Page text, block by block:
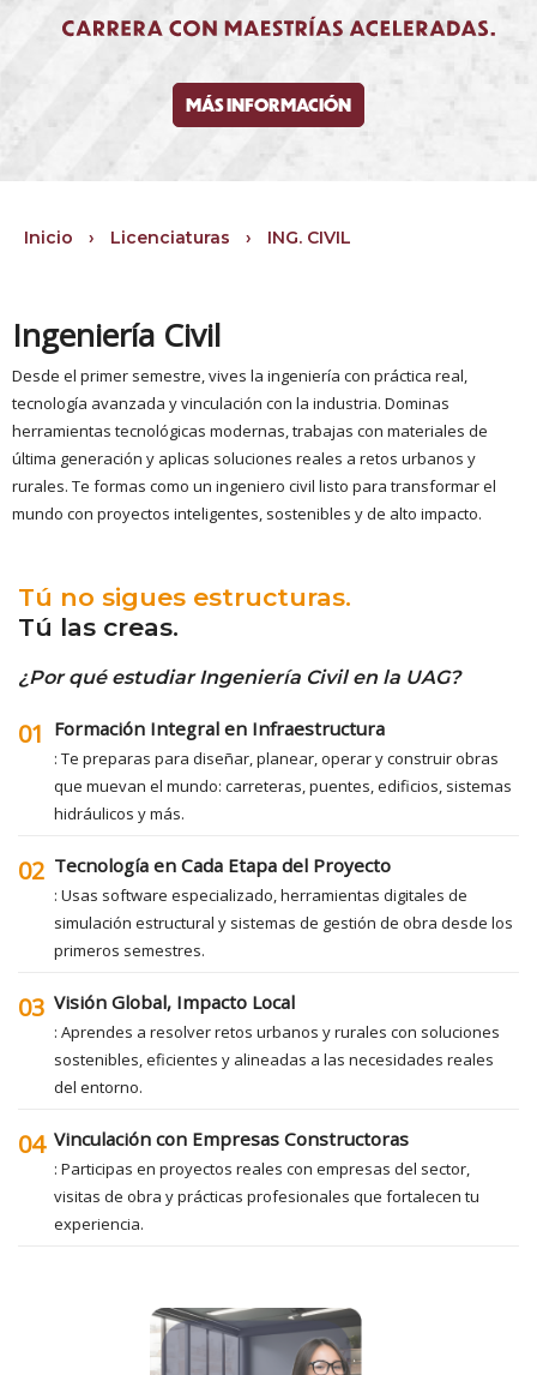
MÁS INFORMACIÓN
Inicio › Licenciaturas › ING. CIVIL
Ingeniería Civil
Desde el primer semestre, vives la ingeniería con práctica real,
tecnología avanzada y vinculación con la industria. Dominas
herramientas tecnológicas modernas, trabajas con materiales de
última generación y aplicas soluciones reales a retos urbanos y
rurales. Te formas como un ingeniero civil listo para transformar el
mundo con proyectos inteligentes, sostenibles y de alto impacto.
Tú no sigues estructuras.
Tú las creas.
¿Por qué estudiar Ingeniería Civil en la UAG?
01 Formación Integral en Infraestructura
: Te preparas para diseñar, planear, operar y construir obras
que muevan el mundo: carreteras, puentes, edificios, sistemas
hidráulicos y más.
02 Tecnología en Cada Etapa del Proyecto
: Usas software especializado, herramientas digitales de
simulación estructural y sistemas de gestión de obra desde los
primeros semestres.
03 Visión Global, Impacto Local
: Aprendes a resolver retos urbanos y rurales con soluciones
sostenibles, eficientes y alineadas a las necesidades reales
del entorno.
04 Vinculación con Empresas Constructoras
: Participas en proyectos reales con empresas del sector,
visitas de obra y prácticas profesionales que fortalecen tu
experiencia.